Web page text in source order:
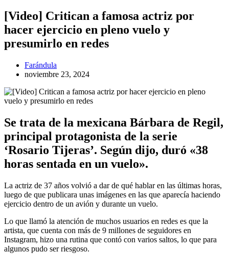
[Video] Critican a famosa actriz por
hacer ejercicio en pleno vuelo y
presumirlo en redes
Farándula
noviembre 23, 2024
Se trata de la mexicana Bárbara de Regil,
principal protagonista de la serie
‘Rosario Tijeras’. Según dijo, duró «38
horas sentada en un vuelo».
La actriz de 37 años volvió a dar de qué hablar en las últimas horas,
luego de que publicara unas imágenes en las que aparecía haciendo
ejercicio dentro de un avión y durante un vuelo.
Lo que llamó la atención de muchos usuarios en redes es que la
artista, que cuenta con más de 9 millones de seguidores en
Instagram, hizo una rutina que contó con varios saltos, lo que para
algunos pudo ser riesgoso.